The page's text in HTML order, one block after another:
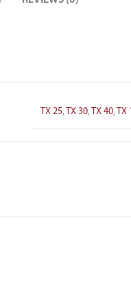
TX 25, TX 30, TX 40, TX